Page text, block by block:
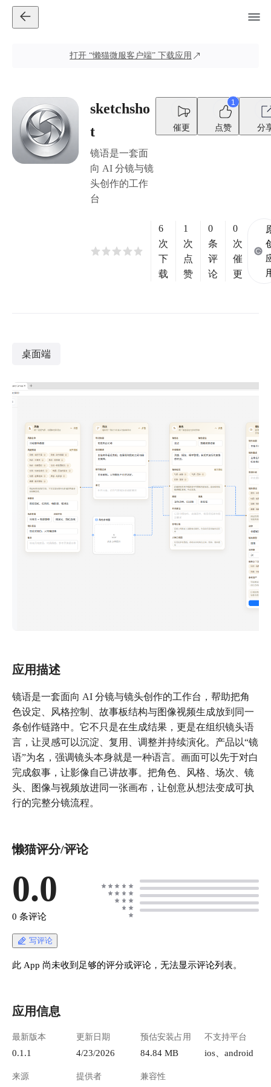
打开 “懒猫微服客户端” 下载应用
sketchsho
t
镜语是一套面
向 AI 分镜与镜
头创作的工作
台
催更
1
点赞 分
6
次
下
载
1
次
点
赞
0
条
评
论
0
次
催
更
桌面端
应用描述
镜语是一套面向 AI 分镜与镜头创作的工作台，帮助把角
色设定、风格控制、故事板结构与图像视频生成放到同一
条创作链路中。它不只是在生成结果，更是在组织镜头语
言，让灵感可以沉淀、复用、调整并持续演化。产品以“镜
语”为名，强调镜头本身就是一种语言。画面可以先于对白
完成叙事，让影像自己讲故事。把角色、风格、场次、镜
头、图像与视频放进同一张画布，让创意从想法变成可执
行的完整分镜流程。
懒猫评分/评论
0.0
0 条评论
写评论
此 App 尚未收到足够的评分或评论，无法显示评论列表。
应用信息
最新版本
0.1.1
更新日期
4/23/2026
预估安装占用
84.84 MB
不支持平台
ios、android
来源 提供者 兼容性